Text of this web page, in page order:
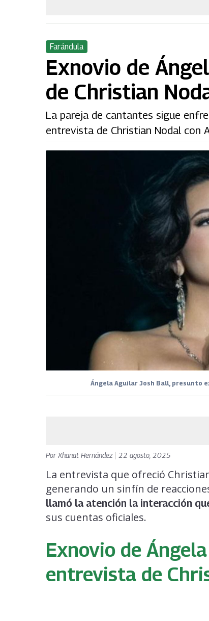
Farándula
Exnovio de
de Christian
La pareja de cantantes sigue
entrevista de Christian Nodal con
Ángela Aguilar Josh Ball, presunto
PorXhanat Hernández 22 agosto, 2025
La entrevista que ofreció
generando un sinfín de
llamó la atención la interacción
sus cuentas oficiales.
Exnovio de
entrevista de